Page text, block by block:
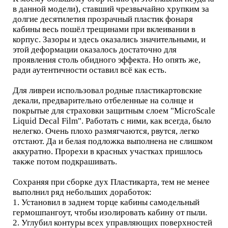
в данной модели), ставший чрезвычайно хрупким за
долгие десятилетия прозрачный пластик фонаря
кабины весь пошёл трещинами при вклеивании в
корпус. Зазоры и здесь оказались значительными, и
этой деформации оказалось достаточно для
проявления столь обидного эффекта. Но опять же,
ради аутентичности оставил всё как есть.
Для ливреи использовал родные пластикартовские
декали, предварительно отбеленные на солнце и
покрытые для страховки защитным слоем "MicroScale
Liquid Decal Film". Работать с ними, как всегда, было
нелегко. Очень плохо размягчаются, рвутся, легко
отстают. Да и белая подложка выполнена не слишком
аккуратно. Прорехи в красных участках пришлось
также потом подкрашивать.
Сохраняя при сборке дух Пластикарта, тем не менее
выполнил ряд небольших доработок:
1. Установил в заднем торце кабины самодельный
гермошпангоут, чтобы изолировать кабину от пыли.
2. Углубил контуры всех управляющих поверхностей